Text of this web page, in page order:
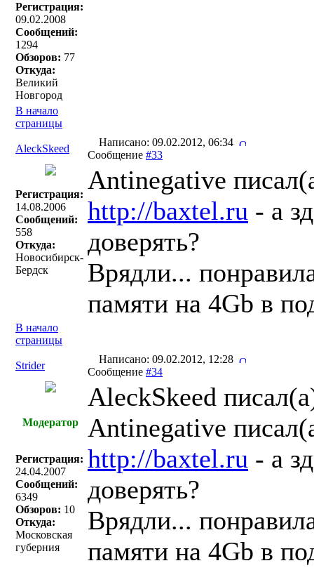
Регистрация:
09.02.2008
Сообщений:
1294
Обзоров: 77
Откуда:
Великий
Новгород
В начало
страницы
AleckSkeed
Написано: 09.02.2012, 06:34
Сообщение #33
Регистрация:
14.08.2006
Сообщений:
558
Откуда:
Новосибирск-
Бердск
Antinegative
http://baxtel.ru - а
доверять?
Врядли...
памяти на 4Gb в
В начало
страницы
Strider
Написано: 09.02.2012, 12:28
Сообщение #34
Модератор
Регистрация:
24.04.2007
Сообщений:
6349
Обзоров: 10
Откуда:
Московская
губерния
AleckSkeed
Antinegative
http://baxtel.ru - а
доверять?
Врядли...
памяти на 4Gb в